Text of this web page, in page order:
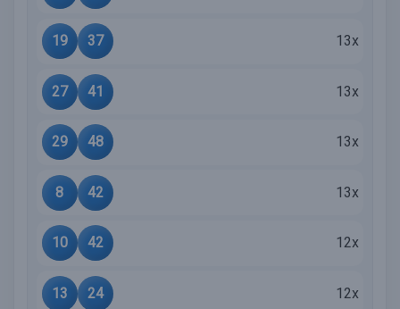
19 37 13x
27 41 13x
29 48 13x
8 42 13x
10 42 12x
13 24 12x